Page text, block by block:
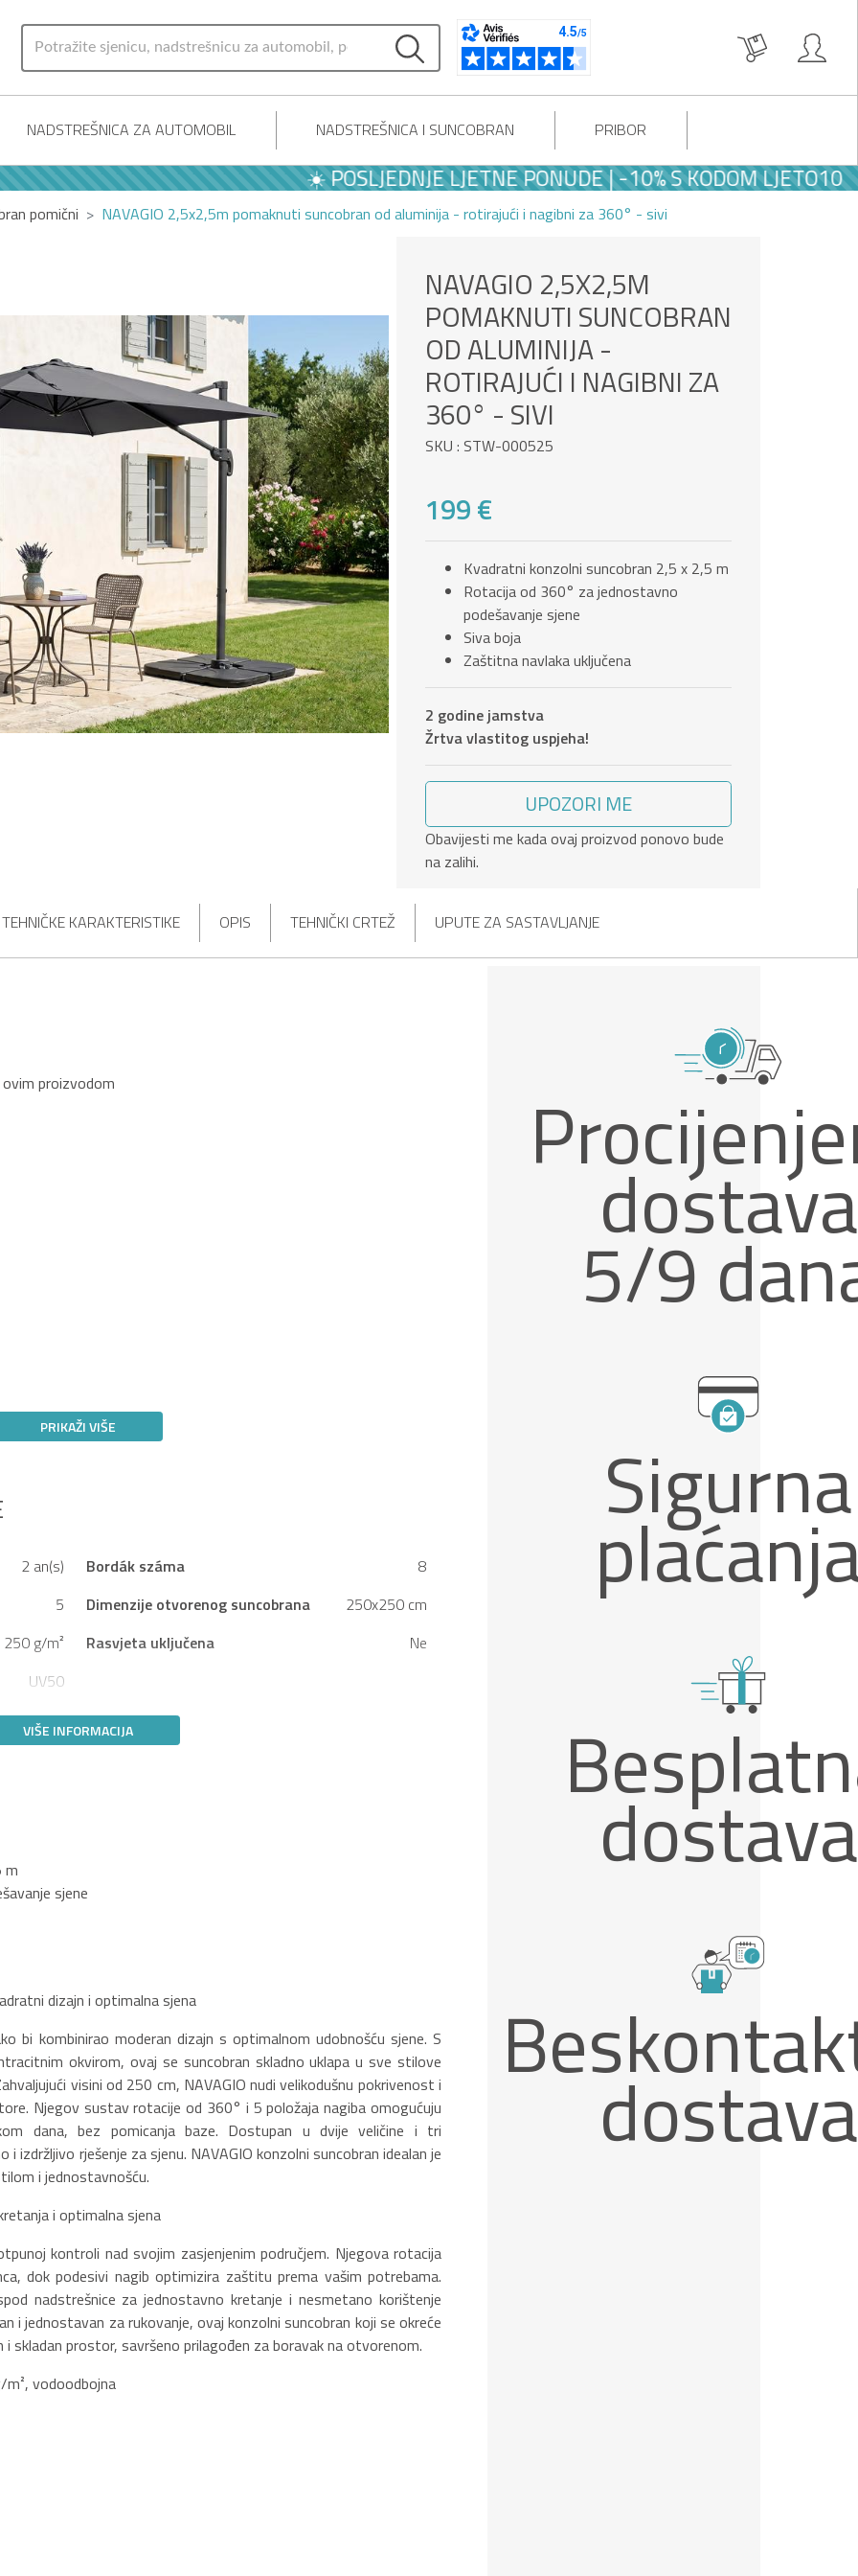
NADSTREŠNICA ZA AUTOMOBIL NADSTREŠNICA I SUNCOBRAN PRIBOR
☀️ POSLJEDNJE LJETNE PONUDE | -10% S KODOM LJETO10
pomični NAVAGIO 2,5x2,5m pomaknuti suncobran od aluminija - rotirajući i nagibni za 360° - sivi
NAVAGIO 2,5X2,5M
POMAKNUTI SUNCOBRAN
OD ALUMINIJA -
ROTIRAJUĆI I NAGIBNI ZA
360° - SIVI
SKU : STW-000525
199 €
Kvadratni konzolni suncobran 2,5 x 2,5 m
Rotacija od 360° za jednostavno
podešavanje sjene
Siva boja
Zaštitna navlaka uključena
2 godine jamstva
Žrtva vlastitog uspjeha!
UPOZORI ME
Obavijesti me kada ovaj proizvod ponovo bude
na zalihi.
TEHNIČKE KARAKTERISTIKE OPIS TEHNIČKI CRTEŽ UPUTE ZA SASTAVLJANJE
proizvodom
PRIKAŽI VIŠE
2 an(s) Bordák száma
8
5 Dimenzije otvorenog suncobrana
250x250 cm
250 g/m² Rasvjeta uključena
Ne
UV50
VIŠE INFORMACIJA
m
sjene
dizajn i optimalna sjena
bi kombinirao moderan dizajn s optimalnom udobnošću sjene. S
okvirom, ovaj se suncobran skladno uklapa u sve stilove
visini od 250 cm, NAVAGIO nudi velikodušnu pokrivenost i
Njegov sustav rotacije od 360° i 5 položaja nagiba omogućuju
dana, bez pomicanja baze. Dostupan u dvije veličine i tri
izdržljivo rješenje za sjenu. NAVAGIO konzolni suncobran idealan je
i jednostavnošću.
i optimalna sjena
kontroli nad svojim zasjenjenim područjem. Njegova rotacija
dok podesivi nagib optimizira zaštitu prema vašim potrebama.
nadstrešnice za jednostavno kretanje i nesmetano korištenje
i jednostavan za rukovanje, ovaj konzolni suncobran koji se okreće
skladan prostor, savršeno prilagođen za boravak na otvorenom.
vodoodbojna
dostava
5/9
Sigurna
dostava
dostava